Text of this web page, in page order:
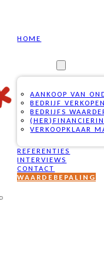
HOME
DIENSTEN
AANKOOP VAN
BEDRIJF VERKOPEN
BEDRIJFS
VERKOOPKLAAR
REFERENTIES
INTERVIEWS
CONTACT
WAARDEBEPALING